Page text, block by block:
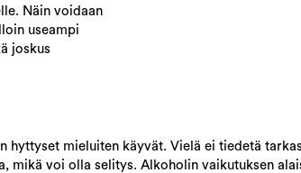
Näin voidaan
useampi
joskus
hyttyset mieluiten käyvät. Vielä ei tiedetä
mikä voi olla selitys. Alkoholin vaikutuksen